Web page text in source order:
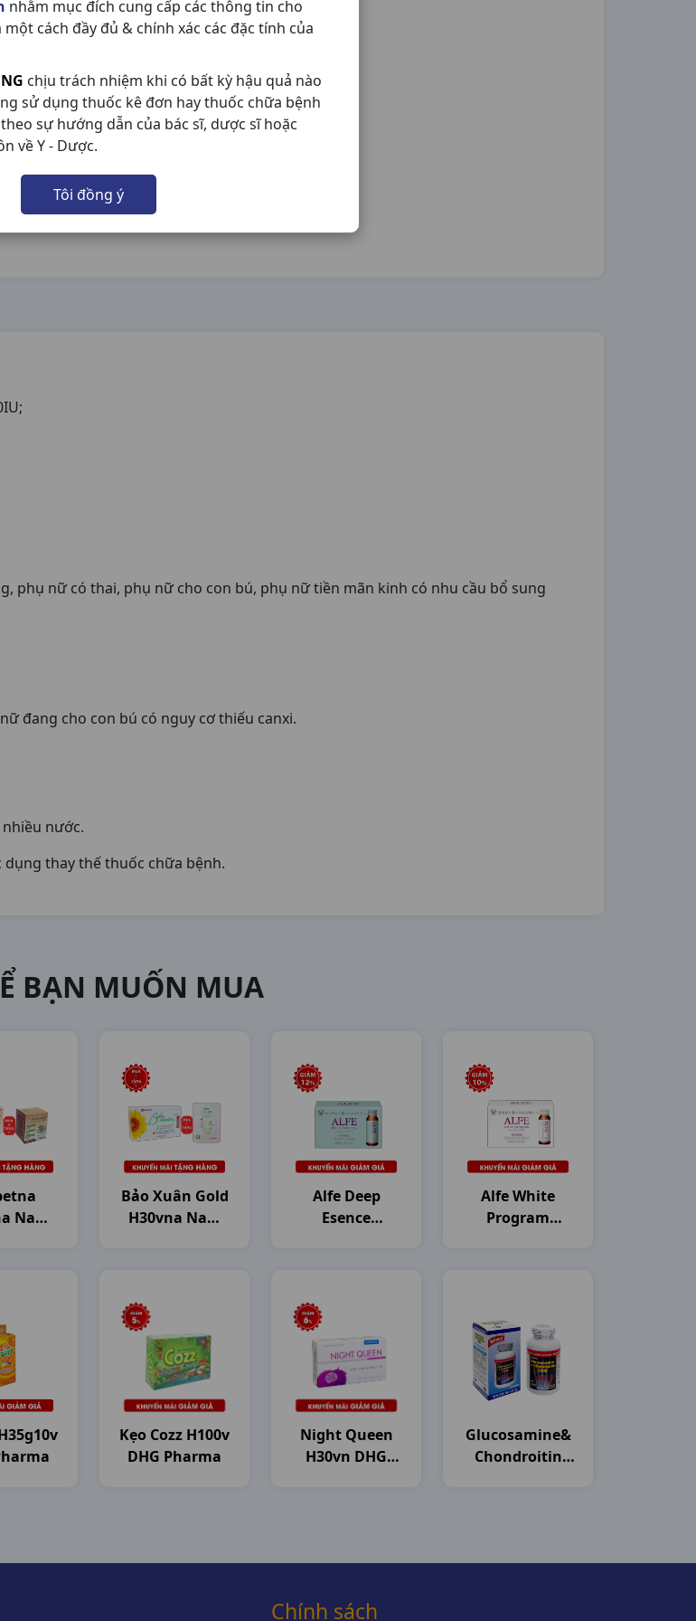
nhằm mục đích cung cấp các thông tin cho
cách đầy đủ & chính xác các đặc tính của
chịu trách nhiệm khi có bất kỳ hậu quả nào
sử dụng thuốc kê đơn hay thuốc chữa bệnh
sự hướng dẫn của bác sĩ, dược sĩ hoặc
về Y - Dược.
Tôi đồng ý
phụ nữ có thai, phụ nữ cho con bú, phụ nữ tiền mãn kinh có nhu cầu bổ sung
đang cho con bú có nguy cơ thiếu canxi.
nước.
thay thế thuốc chữa bệnh.
BẠN MUỐN MUA
Nam
Bảo Xuân Gold
H30vna Nam
Alfe Deep
Esence
Alfe White
Program
Kẹo Cozz H100v
DHG Pharma
Night Queen
H30vn DHG
Glucosamine&
Chondroitin
Chính sách